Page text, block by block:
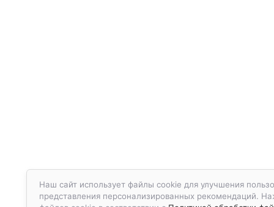
Наш сайт использует файлы cookie для улучшения
представления персонализированных рекомендаций.